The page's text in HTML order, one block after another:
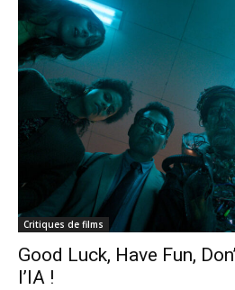
Critiques de films
Good Luck, Have Fun,
l’IA !